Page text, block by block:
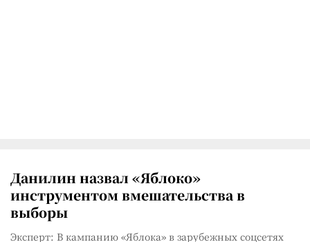
Данилин назвал «Яблоко»
инструментом вмешательства в
выборы
Эксперт: В кампанию «Яблока» в зарубежных соцсетях